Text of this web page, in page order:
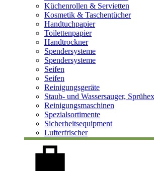
Küchenrollen & Servietten
Kosmetik & Taschentücher
Handtuchpapier
Toilettenpapier
Handtrockner
Spendersysteme
Spendersysteme
Seifen
Seifen
Reinigungsgeräte
Staub- und Wassersauger,
Reinigungsmaschinen
Spezialsortimente
Sicherheitsequipment
Lufterfrischer